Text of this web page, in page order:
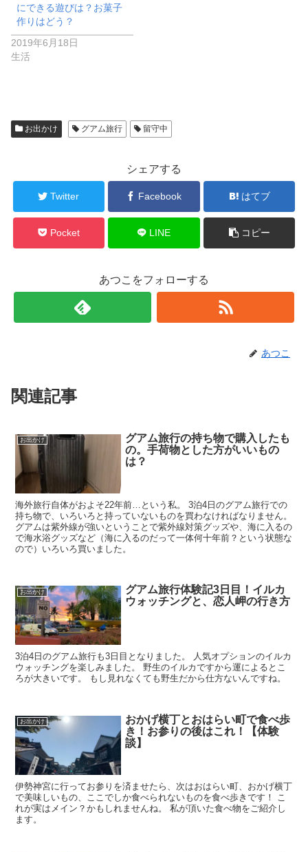
にできる遊びは？お菓子
作りはどう？
2019年6月18日
生活
お出かけ グアム旅行 留守中
シェアする
Twitter Facebook はてブ
Pocket LINE コピー
あつこをフォローする
あつこ
関連記事
お出かけ
グアム旅行の持ち物で購入したも
の。手荷物とした方がいいもの
は？
海外旅行自体がおよそ22年前…という私。 3泊4日のグアム旅行での
持ち物で、いろいろと持っていないものを買わなければなりません。
グアムは紫外線が強いということで紫外線対策グッズや、海に入るの
で海水浴グッズなど（海に入るのだって一体何十年前？という状態な
ので）いろいろ買いました。
お出かけ
グアム旅行体験記3日目！イルカ
ウォッチングと、恋人岬の行き方
3泊4日のグアム旅行も3日目となりました。 人気オプションのイルカ
ウォッチングを楽しみました。 野生のイルカですから運によるとこ
ろが大きいです。 もし見れなくても野生だから仕方ないんですね。
お出かけ
おかげ横丁とおはらい町で食べ歩
き！お参りの後はこれ！【体験
談】
伊勢神宮に行ってお参りを済ませたら、次はおはらい町、おかげ横丁
で美味しいもの、ここでしか食べられないものを食べ歩きです！ こ
れが実はメイン？かもしれませんね。 私が頂いた食べ物をご紹介し
ます。